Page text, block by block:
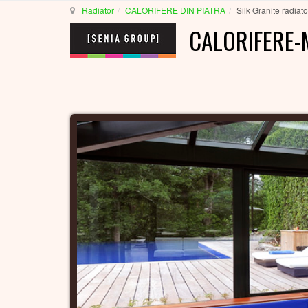
Radiator CALORIFERE DIN PIATRA Silk Granite